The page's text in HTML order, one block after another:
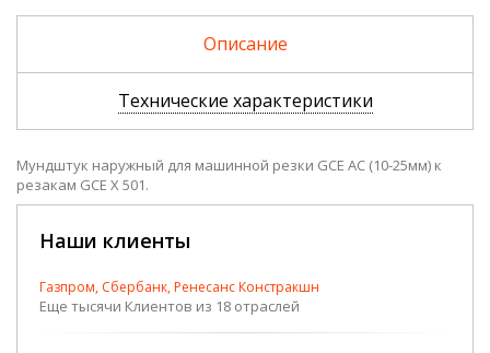
Описание
Технические характеристики
Мундштук наружный для машинной резки GCE AC (10-25мм) к
резакам GCE X 501.
Наши клиенты
Газпром, Сбербанк, Ренесанс Констракшн
Еще тысячи Клиентов из 18 отраслей